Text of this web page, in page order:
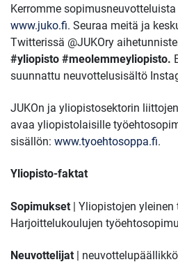
Kerromme
www.juko.fi. Seuraa meitä ja
Twitterissä @JUKOry
#yliopisto #meolemmeyliopisto.
suunnattu neuvottelusisältö
JUKOn ja yliopistosektorin
avaa yliopistolaisille
sisällön: www.tyoehtosoppa.fi.
Yliopisto-faktat
Sopimukset | Yliopistojen
Harjoittelukoulujen
Neuvottelijat | neuvottelupäällikkö